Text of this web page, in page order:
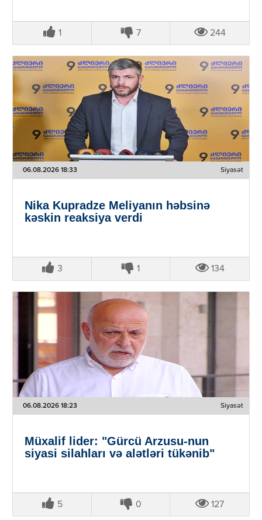
1 7 244
06.08.2026 18:33 Siyasət
Nika Kupradze Meliyanın həbsinə
kəskin reaksiya verdi
3 1 134
06.08.2026 18:23 Siyasət
Müxalif lider: "Gürcü Arzusu-nun
siyasi silahları və alətləri tükənib"
5 0 127